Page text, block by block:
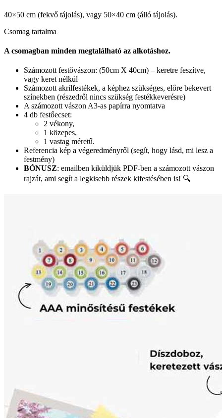
40×50 cm (fekvő tájolás), vagy 50×40 cm (álló tájolás).
Csomag tartalma
A csomagban minden megtalálható az alkotáshoz.
Számozott festővászon: (50cm X 40cm) – keretre feszítve,
vagy keret nélkül
Számozott akrilfestékek, a képhez szükséges, előre bekevert
színekben (részedről nincs szükség festékkeverésre)
A számozott vászon A3-as papírra nyomtatva
4 db festőecset:
2 vékony,
1 közepes,
1 vastag méretű.
Referencia kép a végeredményről (segít, hogy lásd, mi lesz a
festmény)
BÓNUSZ: emailben kiküldjük PDF-ben a számozott vászon
rajzát, ami segít a legkisebb részek kifestésében is! 🔍